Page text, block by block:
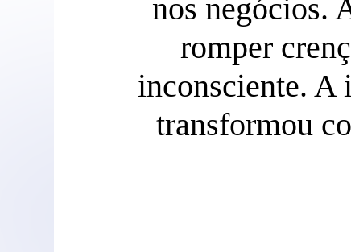
nos negócios.
romper
inconsciente. A
transformou